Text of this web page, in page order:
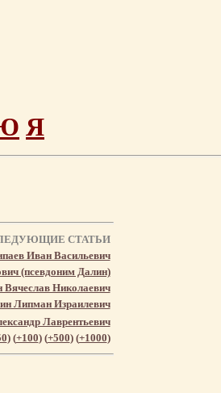
Я
СТАТЬИ
Иван Васильевич
(псевдоним Далин)
Вячеслав Николаевич
Липман Израилевич
Лаврентьевич
) (+100) (+500) (+1000)